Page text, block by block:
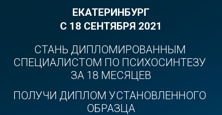
ЕКАТЕРИНБУРГ
С 18 СЕНТЯБРЯ 2021
СТАНЬ ДИПЛОМИРОВАННЫМ
СПЕЦИАЛИСТОМ ПО ПСИХОСИНТЕЗУ
ЗА 18 МЕСЯЦЕВ
ПОЛУЧИ ДИПЛОМ УСТАНОВЛЕННОГО
ОБРАЗЦА